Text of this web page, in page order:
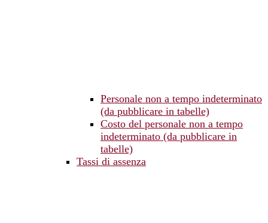
Personale non a tempo indeterminato
(da pubblicare in tabelle)
Costo del personale non a tempo
indeterminato (da pubblicare in
tabelle)
Tassi di assenza